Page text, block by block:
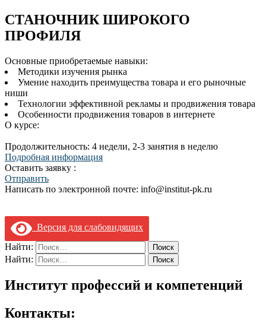
СТАНОЧНИК ШИРОКОГО
ПРОФИЛЯ
Основные приобретаемые навыки:
Методики изучения рынка
Умение находить преимущества товара и его рыночные
ниши
Технологии эффективной рекламы и продвижения товара
Особенности продвижения товаров в интернете
О курсе:
Продолжительность: 4 недели, 2-3 занятия в неделю
Подробная информация
Оставить заявку :
Отправить
Написать по электронной почте: info@institut-pk.ru
Версия для слабовидящих
Найти:
Найти:
Институт профессий и компетенций
Контакты: